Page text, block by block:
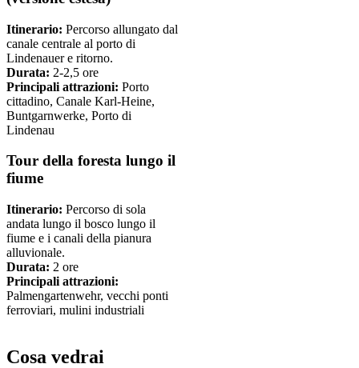
Itinerario: Percorso allungato dal
canale centrale al porto di
Lindenauer e ritorno.
Durata: 2-2,5 ore
Principali attrazioni: Porto
cittadino, Canale Karl-Heine,
Buntgarnwerke, Porto di
Lindenau
Tour della foresta lungo il
fiume
Itinerario: Percorso di sola
andata lungo il bosco lungo il
fiume e i canali della pianura
alluvionale.
Durata: 2 ore
Principali attrazioni:
Palmengartenwehr, vecchi ponti
ferroviari, mulini industriali
Cosa vedrai